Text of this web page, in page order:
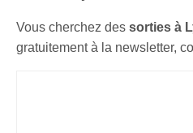
Vous cherchez dessorties à
gratuitement à la newsletter,